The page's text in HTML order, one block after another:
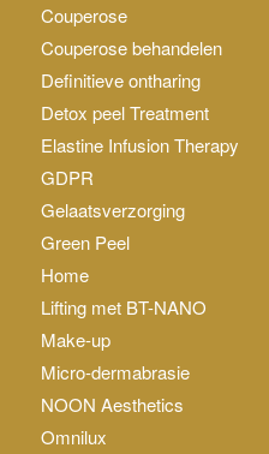
Couperose
Couperose behandelen
Definitieve ontharing
Detox peel Treatment
Elastine Infusion Therapy
GDPR
Gelaatsverzorging
Green Peel
Home
Lifting met BT-NANO
Make-up
Micro-dermabrasie
NOON Aesthetics
Omnilux